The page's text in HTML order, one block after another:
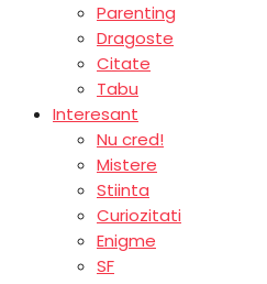
Parenting
Dragoste
Citate
Tabu
Interesant
Nu cred!
Mistere
Stiinta
Curiozitati
Enigme
SF